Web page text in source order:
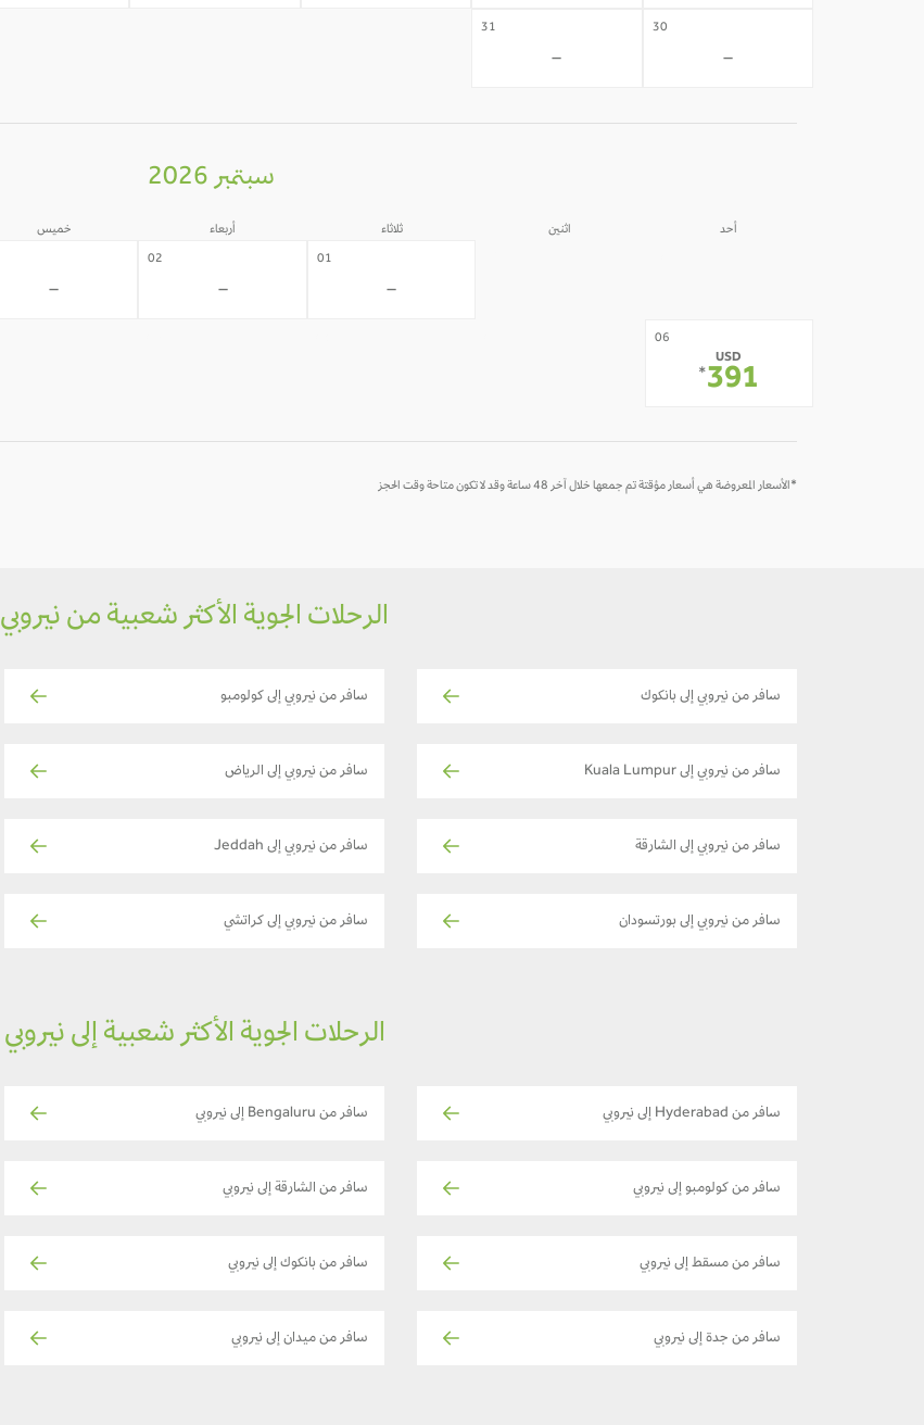
30
-
31
-
سبتمبر 2026
أحد اثنين ثلاثاء أربعاء خميس
01
-
02
-
-
06
USD
391
*
*الأسعار المعروضة هي أسعار مؤقتة تم جمعها خلال آخر 48 ساعة وقد لا تكون متاحة وقت الحجز
الرحلات الجوية الأكثر شعبية من نيروبي
سافر من نيروبي إلى بانكوك سافر من نيروبي إلى كولومبو
سافر من نيروبي إلى Kuala Lumpur سافر من نيروبي إلى الرياض
سافر من نيروبي إلى الشارقة سافر من نيروبي إلى Jeddah
سافر من نيروبي إلى بورتسودان سافر من نيروبي إلى كراتشي
الرحلات الجوية الأكثر شعبية إلى نيروبي
سافر من Hyderabad إلى نيروبي سافر من Bengaluru إلى نيروبي
سافر من كولومبو إلى نيروبي سافر من الشارقة إلى نيروبي
سافر من مسقط إلى نيروبي سافر من بانكوك إلى نيروبي
سافر من جدة إلى نيروبي سافر من ميدان إلى نيروبي